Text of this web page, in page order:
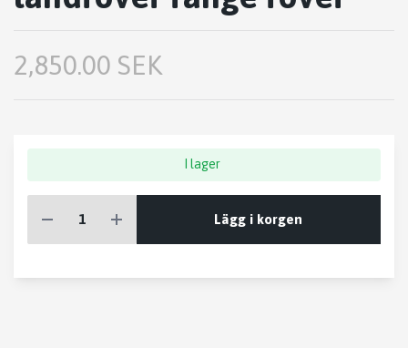
2,850.00 SEK
I lager
Lägg i korgen